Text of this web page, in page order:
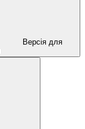
Версія для